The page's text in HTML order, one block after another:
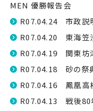
MEN 優勝報告会
R07.04.24 市政説
R07.04.20 東海笠
R07.04.19 関東坊
R07.04.18 砂の祭
R07.04.16 鳳凰高
R07.04.13 戦後80